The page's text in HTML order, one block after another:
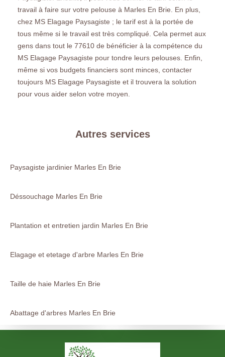
travail à faire sur votre pelouse à Marles En Brie. En plus,
chez MS Elagage Paysagiste ; le tarif est à la portée de
tous même si le travail est très compliqué. Cela permet aux
gens dans tout le 77610 de bénéficier à la compétence du
MS Elagage Paysagiste pour tondre leurs pelouses. Enfin,
même si vos budgets financiers sont minces, contacter
toujours MS Elagage Paysagiste et il trouvera la solution
pour vous aider selon votre moyen.
Autres services
Paysagiste jardinier Marles En Brie
Déssouchage Marles En Brie
Plantation et entretien jardin Marles En Brie
Elagage et etetage d'arbre Marles En Brie
Taille de haie Marles En Brie
Abattage d'arbres Marles En Brie